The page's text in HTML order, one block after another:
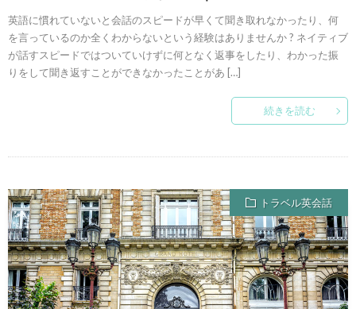
英語に慣れていないと会話のスピードが早くて聞き取れなかったり、何
を言っているのか全くわからないという経験はありませんか ? ネイティブ
が話すスピードではついていけずに何となく返事をしたり、わかった振
りをして聞き返すことができなかったことがあ […]
続きを読む
トラベル英会話